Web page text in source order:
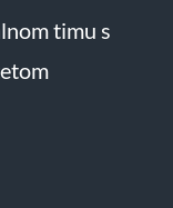
timu s